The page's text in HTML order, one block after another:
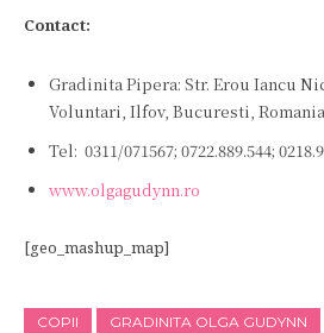
Contact:
Gradinita Pipera: Str. Erou Iancu
Voluntari, Ilfov, Bucuresti, Romania
Tel: 0311/071567; 0722.889.544;
www.olgagudynn.ro
[geo_mashup_map]
COPII GRADINITA OLGA GUDYNN